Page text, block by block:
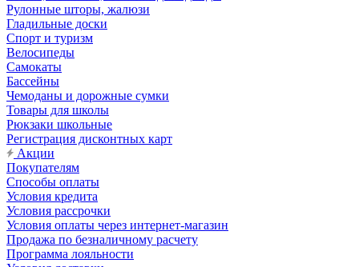
Рулонные шторы, жалюзи
Гладильные доски
Спорт и туризм
Велосипеды
Самокаты
Бассейны
Чемоданы и дорожные сумки
Товары для школы
Рюкзаки школьные
Регистрация дисконтных карт
Акции
Покупателям
Способы оплаты
Условия кредита
Условия рассрочки
Условия оплаты через интернет-магазин
Продажа по безналичному расчету
Программа лояльности